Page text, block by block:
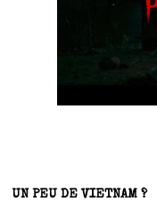
UN PEU DE VIETNAM ?